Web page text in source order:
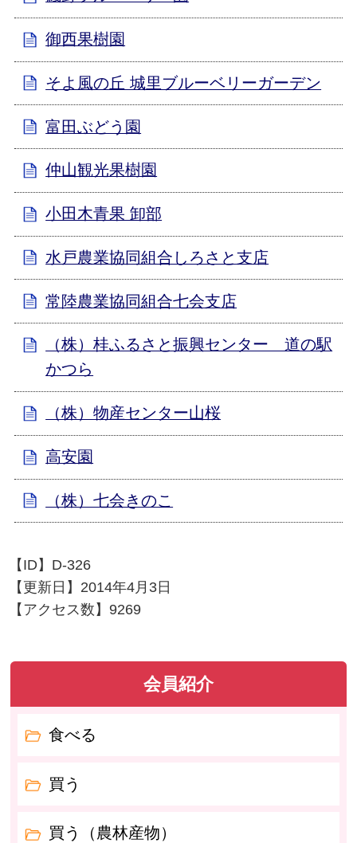
御西果樹園
そよ風の丘 城里ブルーベリーガーデン
富田ぶどう園
仲山観光果樹園
小田木青果 卸部
水戸農業協同組合しろさと支店
常陸農業協同組合七会支店
（株）桂ふるさと振興センター 道の駅
かつら
（株）物産センター山桜
高安園
（株）七会きのこ
【ID】 D-326
【更新日】 2014年4月3日
【アクセス数】9269
会員紹介
食べる
買う
買う（農林産物）